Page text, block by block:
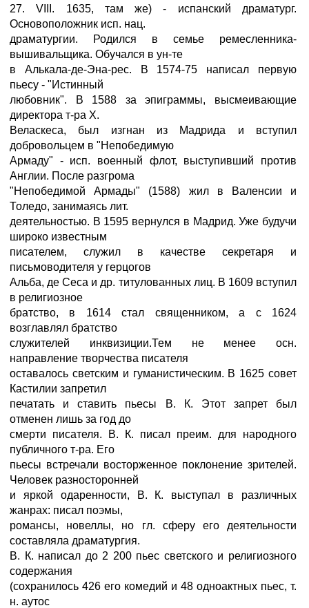
27. VIII. 1635, там же) - испанский драматург.
Основоположник исп. нац.
драматургии. Родился в семье ремесленника-
вышивальщика. Обучался в ун-те
в Алькала-де-Эна-рес. В 1574-75 написал первую
пьесу - "Истинный
любовник". В 1588 за эпиграммы, высмеивающие
директора т-ра X.
Веласкеса, был изгнан из Мадрида и вступил
добровольцем в "Непобедимую
Армаду" - исп. военный флот, выступивший против
Англии. После разгрома
"Непобедимой Армады" (1588) жил в Валенсии и
Толедо, занимаясь лит.
деятельностью. В 1595 вернулся в Мадрид. Уже будучи
широко известным
писателем, служил в качестве секретаря и
письмоводителя у герцогов
Альба, де Ceca и др. титулованных лиц. В 1609 вступил
в религиозное
братство, в 1614 стал священником, а с 1624
возглавлял братство
служителей инквизиции.Тем не менее осн.
направление творчества писателя
оставалось светским и гуманистическим. В 1625 совет
Кастилии запретил
печатать и ставить пьесы В. К. Этот запрет был
отменен лишь за год до
смерти писателя. В. К. писал преим. для народного
публичного т-ра. Его
пьесы встречали восторженное поклонение зрителей.
Человек разносторонней
и яркой одаренности, В. К. выступал в различных
жанрах: писал поэмы,
романсы, новеллы, но гл. сферу его деятельности
составляла драматургия.
В. К. написал до 2 200 пьес светского и религиозного
содержания
(сохранилось 426 его комедий и 48 одноактных пьес, т.
н. аутос